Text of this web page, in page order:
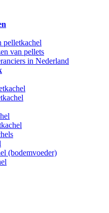
pelletkachel
van pellets
in Nederland
(bodemvoeder)